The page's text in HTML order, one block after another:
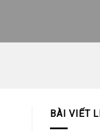
BÀI VIẾT